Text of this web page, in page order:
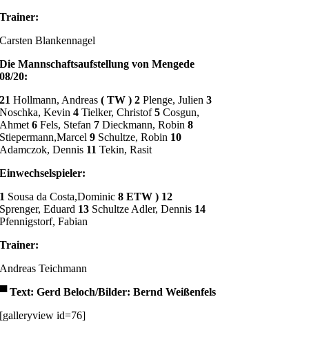
Trainer:
Carsten Blankennagel
Die Mannschaftsaufstellung von Mengede
08/20:
21Hollmann, Andreas( TW ) 2Plenge, Julien3
Noschka, Kevin4 Tielker, Christof5Cosgun,
Ahmet6Fels, Stefan 7Dieckmann, Robin8
Stiepermann,Marcel9 Schultze, Robin 10
Adamczok, Dennis 11Tekin, Rasit
Einwechselspieler:
1 Sousa da Costa,Dominic8 ETW ) 12
Sprenger, Eduard 13 Schultze Adler, Dennis 14
Pfennigstorf, Fabian
Trainer:
Andreas Teichmann
▀Text: Gerd Beloch/Bilder: Bernd Weißenfels
[galleryview id=76]